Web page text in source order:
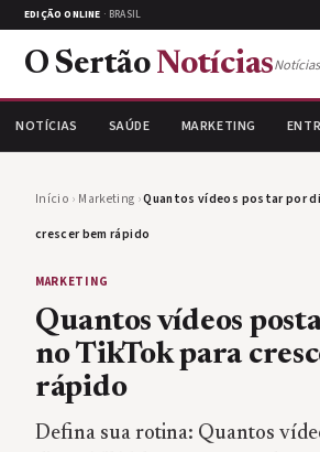
EDIÇÃO ONLINE · BRASIL
O Sertão Notícias
NOTÍCIAS SAÚDE MARKETING
Início › Marketing ›Quantos vídeos postar por
crescer bem rápido
MARKETING
Quantos vídeos
no TikTok para
rápido
Defina sua rotina: Quantos